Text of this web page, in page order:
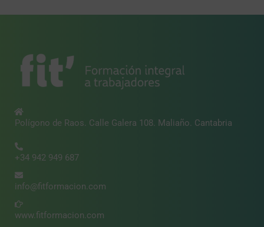
Polígono de Raos. Calle Galera 108. Maliaño. Cantabria
+34 942 949 687
info@fitformacion.com
www.fitformacion.com